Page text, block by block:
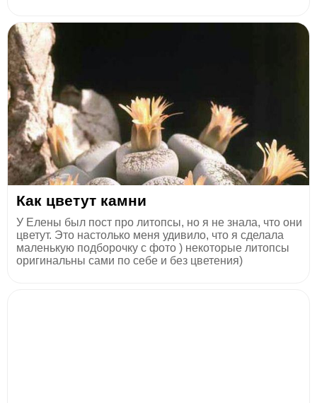
Как цветут камни
У Елены был пост про литопсы, но я не знала, что они
цветут. Это настолько меня удивило, что я сделала
маленькую подборочку с фото ) некоторые литопсы
оригинальны сами по себе и без цветения)